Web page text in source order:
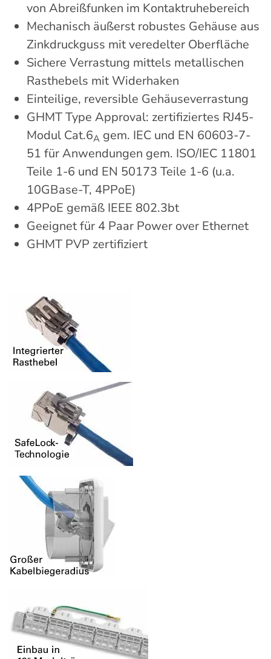
von Abreißfunken im Kontaktruhebereich
Mechanisch äußerst robustes Gehäuse aus
Zinkdruckguss mit veredelter Oberfläche
Sichere Verrastung mittels metallischen
Rasthebels mit Widerhaken
Einteilige, reversible Gehäuseverrastung
GHMT Type Approval: zertifiziertes RJ45-
Modul Cat.6A gem. IEC und EN 60603-7-
51 für Anwendungen gem. ISO/IEC 11801
Teile 1-6 und EN 50173 Teile 1-6 (u.a.
10GBase-T, 4PPoE)
4PPoE gemäß IEEE 802.3bt
Geeignet für 4 Paar Power over Ethernet
GHMT PVP zertifiziert